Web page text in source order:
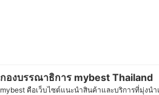
กองบรรณาธิการ mybest Thailand
mybest คือเว็บไซต์แนะนำสินค้าและบริการที่มุ่งน